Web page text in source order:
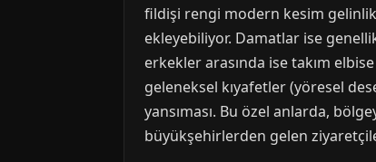
fildişi rengi modern kesim
ekleyebiliyor. Damatlar ise
erkekler arasında ise takım
geleneksel kıyafetler (yöresel
yansıması. Bu özel anlarda,
büyükşehirlerden gelen